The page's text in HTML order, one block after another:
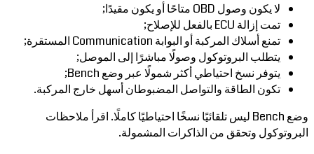
لا يكون وصول OBD متاحًا أو يكون مقيدًا;
تمت إزالة ECU بالفعل للإصلاح;
تمنع أسلاك المركبة أو البوابة Communication المستقرة;
يتطلب البروتوكول وصولًا مباشرًا إلى الموصل;
يتوفر نسخ احتياطي أكثر شمولًا عبر وضع Bench;
تكون الطاقة والتواصل المضبوطان أسهل خارج المركبة.
وضع Bench ليس تلقائيًا نسخًا احتياطيًا كاملًا. اقرأ ملاحظات
البروتوكول وتحقق من الذاكرات المشمولة.